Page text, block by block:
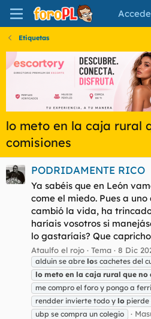
Etiquetas
lo meto en la caja rural
comisiones
PODRIDAMENTE RICO
Ya sabéis que en León
come el miedo. Pues a
cambió la vida, ha
haríais vosotros si
lo gastaríais? Que
Ataulfo el rojo Tema 8 Dic
alduin se abre los cachetes del
lo meto en la caja rural que no
me compro el foro y pongo a
rendder invierte todo y lo pierde
ubp se compra un colegio